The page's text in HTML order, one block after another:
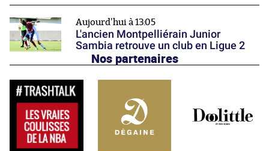
Aujourd'hui à 13:05
L'ancien Montpelliérain Junior
Sambia retrouve un club en Ligue 2
Nos partenaires